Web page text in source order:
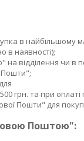
в найбільшому
в наявності);
відділення чи в
Пошти";
для
грн. та при оплаті
Пошти" для
Поштою":